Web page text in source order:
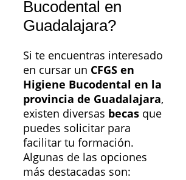
Bucodental en
Guadalajara?
Si te encuentras interesado
en cursar un CFGS en
Higiene Bucodental en la
provincia de Guadalajara,
existen diversas becas que
puedes solicitar para
facilitar tu formación.
Algunas de las opciones
más destacadas son: